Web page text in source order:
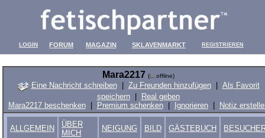
LOGIN FORUM MAGAZIN SKLAVENMARKT REGISTRIEREN
Mara2217 ( offline)
Eine Nachricht schreiben| Zu Freunden hinzufügen| Als Favorit
speichern|
Real geben
Mara2217 beschenken| Premium schenken| Ignorieren| Notiz
ALLGEMEIN
ÜBER
MICH
NEIGUNG BILD GÄSTEBUCH